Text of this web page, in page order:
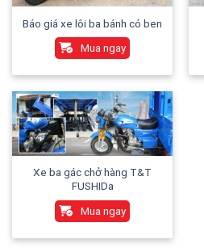
Báo giá xe lôi ba bánh có ben
Mua ngay
Xe ba gác chở hàng T&T
FUSHIDa
Mua ngay